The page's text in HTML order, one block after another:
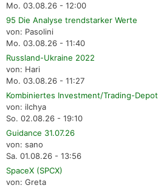
Mo. 03.08.26 - 12:00
95 Die Analyse trendstarker Werte
von: Pasolini
Mo. 03.08.26 - 11:40
Russland-Ukraine 2022
von: Hari
Mo. 03.08.26 - 11:27
Kombiniertes Investment/Trading-Depot
von: ilchya
So. 02.08.26 - 19:10
Guidance 31.07.26
von: sano
Sa. 01.08.26 - 13:56
SpaceX (SPCX)
von: Greta